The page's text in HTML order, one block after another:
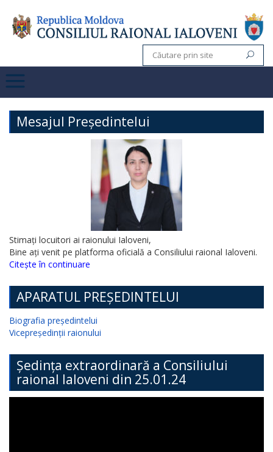
Mesajul Președintelui
Stimați locuitori ai raionului Ialoveni,
Bine ați venit pe platforma oficială a Consiliului raional Ialoveni.
Citește în continuare
APARATUL PREȘEDINTELUI
Biografia președintelui
Vicepreședinții raionului
Ședința extraordinară a Consiliului
raional Ialoveni din 25.01.24